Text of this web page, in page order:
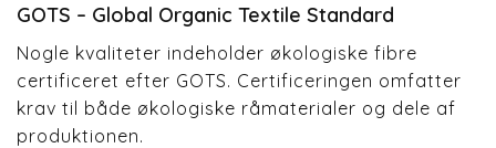
GOTS – Global Organic Textile Standard
Nogle kvaliteter indeholder økologiske fibre
certificeret efter GOTS. Certificeringen omfatter
krav til både økologiske råmaterialer og dele af
produktionen.